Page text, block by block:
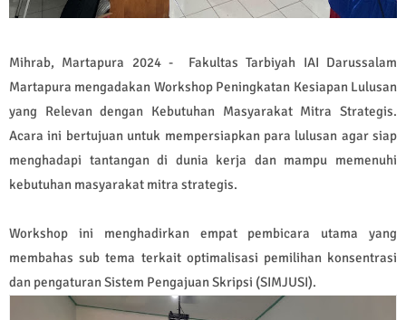
Mihrab, Martapura 2024 - Fakultas Tarbiyah IAI Darussalam
Martapura mengadakan Workshop Peningkatan Kesiapan Lulusan
yang Relevan dengan Kebutuhan Masyarakat Mitra Strategis.
Acara ini bertujuan untuk mempersiapkan para lulusan agar siap
menghadapi tantangan di dunia kerja dan mampu memenuhi
kebutuhan masyarakat mitra strategis.
Workshop ini menghadirkan empat pembicara utama yang
membahas sub tema terkait optimalisasi pemilihan konsentrasi
dan pengaturan Sistem Pengajuan Skripsi (SIMJUSI).